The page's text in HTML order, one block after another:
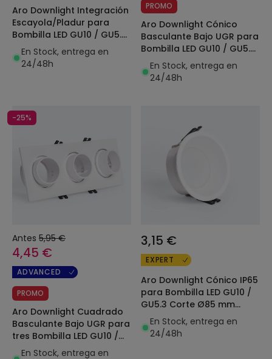
Aro Downlight Integración
Escayola/Pladur para
Bombilla LED GU10 / GU5.3
Corte 153x153 mm UGR17
En Stock, entrega en
24/48h
PROMO
Aro Downlight Cónico
Basculante Bajo UGR para
Bombilla LED GU10 / GU5.3
Corte Ø85 mm Suefix
En Stock, entrega en
24/48h
-25%
Antes 5,95 €
4,45 €
ADVANCED
PROMO
Aro Downlight Cuadrado
Basculante Bajo UGR para
tres Bombilla LED GU10 /
GU5.3 Corte 75x235 mm
En Stock, entrega en
3,15 €
EXPERT
Aro Downlight Cónico IP65
para Bombilla LED GU10 /
GU5.3 Corte Ø85 mm
Maxis
En Stock, entrega en
24/48h